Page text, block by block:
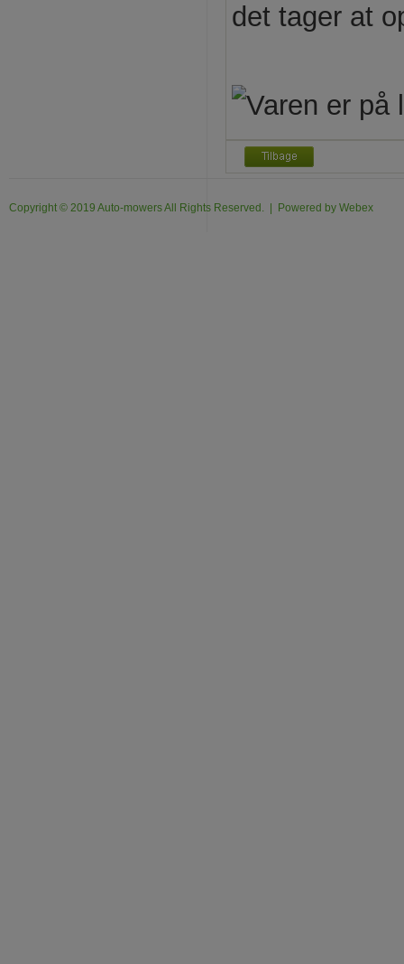
det tager at
Copyright © 2019 Auto-mowers All Rights Reserved. | Powered by Webex